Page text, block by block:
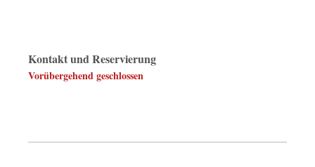
Kontakt und Reservierung
Vorübergehend geschlossen